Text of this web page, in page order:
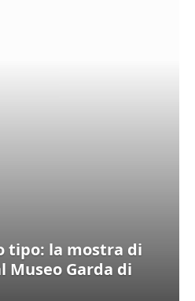
tipo: la mostra di
Museo Garda di